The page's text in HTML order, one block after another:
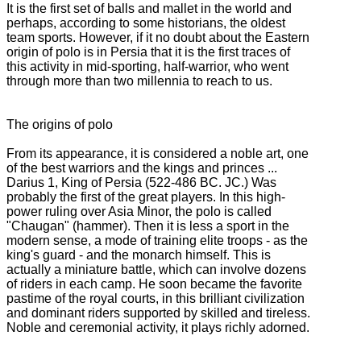
It is the first set of balls and mallet in the world and
perhaps, according to some historians, the oldest
team sports. However, if it no doubt about the Eastern
origin of polo is in Persia that it is the first traces of
this activity in mid-sporting, half-warrior, who went
through more than two millennia to reach to us.
The origins of polo
From its appearance, it is considered a noble art, one
of the best warriors and the kings and princes ...
Darius 1, King of Persia (522-486 BC. JC.) Was
probably the first of the great players. In this high-
power ruling over Asia Minor, the polo is called
"Chaugan" (hammer). Then it is less a sport in the
modern sense, a mode of training elite troops - as the
king's guard - and the monarch himself. This is
actually a miniature battle, which can involve dozens
of riders in each camp. He soon became the favorite
pastime of the royal courts, in this brilliant civilization
and dominant riders supported by skilled and tireless.
Noble and ceremonial activity, it plays richly adorned.